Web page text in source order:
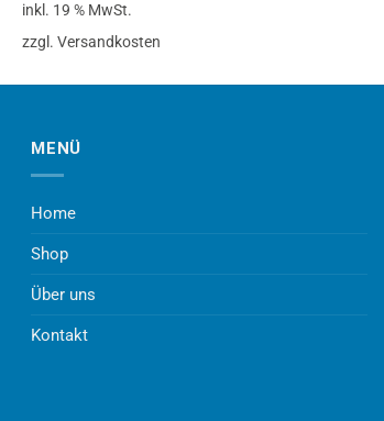
inkl. 19 % MwSt.
zzgl. Versandkosten
MENÜ
Home
Shop
Über uns
Kontakt